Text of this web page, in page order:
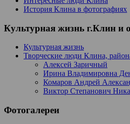
История Клина в фотографиях
Культурная жизнь г.Клин и
Культурная жизнь
Творческие люди Клина,
Алексей Заричный
Ирина Владимировна
Комаров Андрей
Виктор Степанович
Фотогалереи